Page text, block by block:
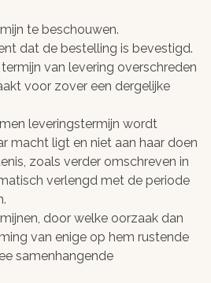
te beschouwen.
dat de bestelling is bevestigd.
van levering overschreden
voor zover een dergelijke
leveringstermijn wordt
macht ligt en niet aan haar doen
zoals verder omschreven in
verlengd met de periode
door welke oorzaak dan
van enige op hem rustende
samenhangende